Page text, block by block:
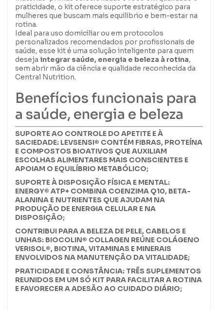
praticidade, o kit oferece suporte estratégico para
mulheres que buscam mais equilíbrio e bem-estar na
rotina.
Ideal para uso domiciliar ou em protocolos
personalizados recomendados por profissionais de
saúde, esse kit é uma solução inteligente para quem
deseja integrar saúde, energia e beleza à rotina,
sem abrir mão da ciência e qualidade reconhecida da
Central Nutrition.
Benefícios funcionais para
a saúde, energia e beleza
SUPORTE AO CONTROLE DO APETITE E À
SACIEDADE: LEVSENSI® CONTÉM FIBRAS, PROTEÍNA
E COMPOSTOS BIOATIVOS QUE AUXILIAM
ESCOLHAS ALIMENTARES MAIS CONSCIENTES E
APOIAM O EQUILÍBRIO METABÓLICO;
SUPORTE À DISPOSIÇÃO FÍSICA E MENTAL:
ENERGY® ATP+ COMBINA COENZIMA Q10, BETA-
ALANINA E NUTRIENTES QUE AJUDAM NA
PRODUÇÃO DE ENERGIA CELULAR E NA
DISPOSIÇÃO;
CONTRIBUI PARA A BELEZA DE PELE, CABELOS E
UNHAS: BIOCOLIN® COLLAGEN REÚNE COLÁGENO
VERISOL®, BIOTINA, VITAMINAS E MINERAIS
ENVOLVIDOS NA MANUTENÇÃO DA VITALIDADE;
PRATICIDADE E CONSTÂNCIA: TRÊS SUPLEMENTOS
REUNIDOS EM UM SÓ KIT PARA FACILITAR A ROTINA
E FAVORECER A ADESÃO AO CUIDADO DIÁRIO;